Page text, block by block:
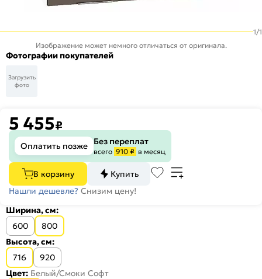
1/1
Изображение может немного отличаться от оригинала.
Фотографии покупателей
Загрузить
фото
5 455₽
Оплатить позже Без переплат
всего 910 ₽ в месяц
В корзину
Купить
Нашли дешевле? Снизим цену!
Ширина, см:
600
800
Высота, см:
716
920
Цвет: Белый/Смоки Софт